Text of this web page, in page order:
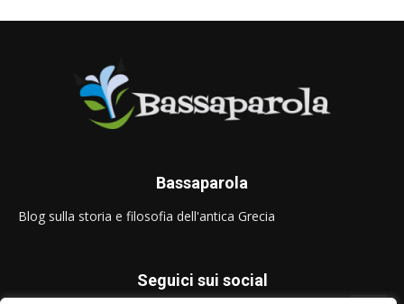
Bassaparola
Blog sulla storia e filosofia dell'antica Grecia
Seguici sui social